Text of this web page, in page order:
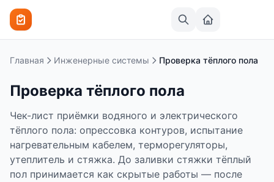
Перейти к содержимому
Главная Инженерные системы Проверка тёплого пола
Проверка тёплого пола
Чек-лист приёмки водяного и электрического
тёплого пола: опрессовка контуров, испытание
нагревательным кабелем, терморегуляторы,
утеплитель и стяжка. До заливки стяжки тёплый
пол принимается как скрытые работы — после